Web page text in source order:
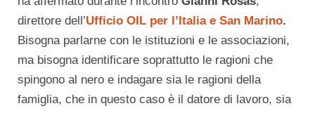
direttore dell’Ufficio OIL per l’Italia e San Marino.
Bisogna parlarne con le istituzioni e le associazioni,
ma bisogna identificare soprattutto le ragioni che
spingono al nero e indagare sia le ragioni della
famiglia, che in questo caso è il datore di lavoro, sia